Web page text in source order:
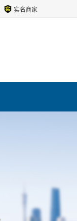
实名商家